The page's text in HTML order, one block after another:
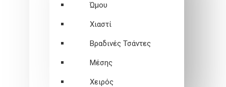
Ώμου
Χιαστί
Βραδινές Τσάντες
Μέσης
Χειρός